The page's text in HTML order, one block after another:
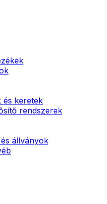
és keretek
rendszerek
állványok